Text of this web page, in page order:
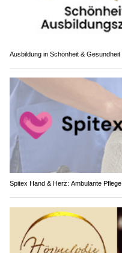
Ausbildung in Schönheit &
Spitex Hand & Herz: Ambulante